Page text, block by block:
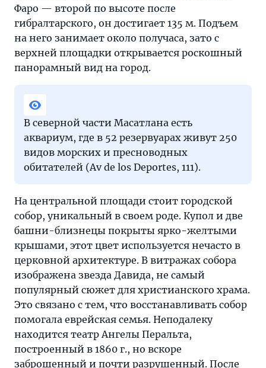
Фаро — второй по высоте после
гибралтарского, он достигает 135 м. Подъем
на него занимает около получаса, зато с
верхней площадки открывается роскошный
панорамный вид на город.
В северной части Масатлана есть
аквариум, где в 52 резервуарах живут 250
видов морских и пресноводных
обитателей (Av de los Deportes, 111).
На центральной площади стоит городской
собор, уникальный в своем роде. Купол и две
башни-близнецы покрыты ярко-желтыми
крышами, этот цвет используется нечасто в
церковной архитектуре. В витражах собора
изображена звезда Давида, не самый
популярный сюжет для христианского храма.
Это связано с тем, что восстанавливать собор
помогала еврейская семья. Неподалеку
находится театр Ангелы Перальта,
построенный в 1860 г., но вскоре
заброшенный и почти разрушенный. После